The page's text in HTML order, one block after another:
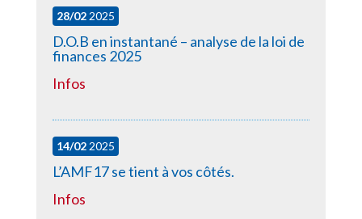
28/022025
D.O.B en instantané – analyse de la loi de
finances 2025
Infos
14/022025
L’AMF17 se tient à vos côtés.
Infos